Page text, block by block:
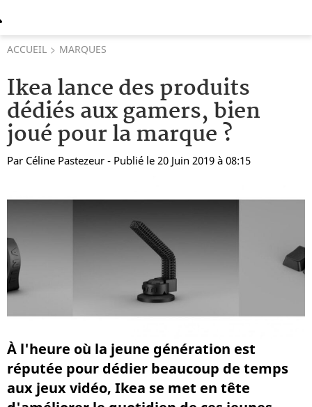
ACCUEIL MARQUES
Ikea lance des produits
dédiés aux gamers, bien
joué pour la marque ?
Par Céline Pastezeur - Publié le 20 Juin 2019 à 08:15
À l'heure où la jeune génération est
réputée pour dédier beaucoup de temps
aux jeux vidéo, Ikea se met en tête